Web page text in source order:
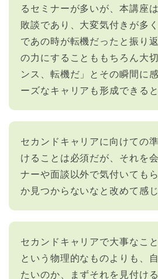
るセミナーが多いが、本講座
敗談であり、大変気付きが多
であの時が転機だったと振り
の力にすることももちろん大
ンス、転機だ」とその瞬間に
ーズなキャリアも形成できる
セカンドキャリアに向けての
けることは必須だが、それを
ナーや面談以外で気付いても
か見つからないなと改めて感
セカンドキャリアで大事なこ
という物理的なものよりも、
たいのか、まずそれを見付け